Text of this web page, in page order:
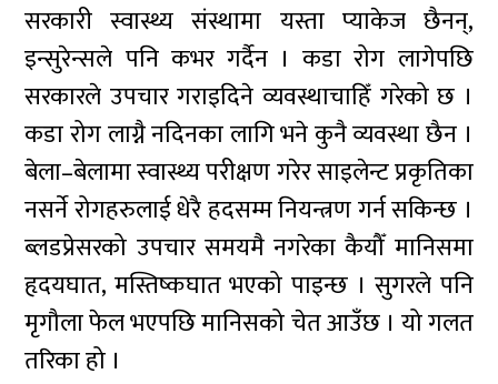
सरकारी स्वास्थ्य संस्थामा यस्ता प्याकेज छैनन्,
इन्सुरेन्सले पनि कभर गर्दैन । कडा रोग लागेपछि
सरकारले उपचार गराइदिने व्यवस्थाचाहिँ गरेको छ ।
कडा रोग लाग्नै नदिनका लागि भने कुनै व्यवस्था छैन ।
बेला–बेलामा स्वास्थ्य परीक्षण गरेर साइलेन्ट प्रकृतिका
नसर्ने रोगहरुलाई धेरै हदसम्म नियन्त्रण गर्न सकिन्छ ।
ब्लडप्रेसरको उपचार समयमै नगरेका कैयौँ मानिसमा
हृदयघात, मस्तिष्कघात भएको पाइन्छ । सुगरले पनि
मृगौला फेल भएपछि मानिसको चेत आउँछ । यो गलत
तरिका हो ।